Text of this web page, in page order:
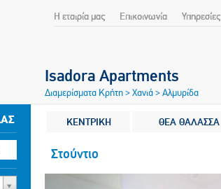
Η εταιρία μας Επικοινωνία Υπηρεσίες
Isadora Apartments
Διαμερίσματα Κρήτη>Χανιά>Αλμυρίδα
ΚΕΝΤΡΙΚΗ ΘΕΑ ΘΑΛΑΣΣΑ
Στούντιο